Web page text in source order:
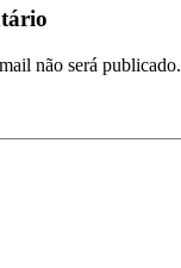
não será publicado.